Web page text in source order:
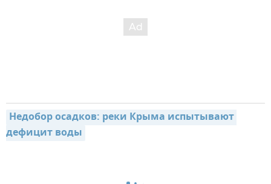
Недобор осадков: реки Крыма испытывают
дефицит воды